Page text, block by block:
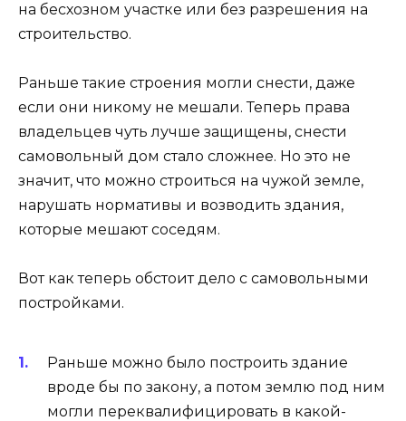
на бесхозном участке или без разрешения на
строительство.
Раньше такие строения могли снести, даже
если они никому не мешали. Теперь права
владельцев чуть лучше защищены, снести
самовольный дом стало сложнее. Но это не
значит, что можно строиться на чужой земле,
нарушать нормативы и возводить здания,
которые мешают соседям.
Вот как теперь обстоит дело с самовольными
постройками.
Раньше можно было построить здание
вроде бы по закону, а потом землю под ним
могли переквалифицировать в какой-